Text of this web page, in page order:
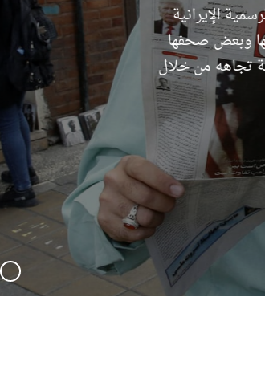
موقفا ضمنيا
فلاديمير بوتين